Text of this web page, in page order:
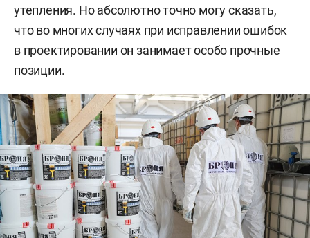
утепления. Но абсолютно точно могу сказать,
что во многих случаях при исправлении ошибок
в проектировании он занимает особо прочные
позиции.